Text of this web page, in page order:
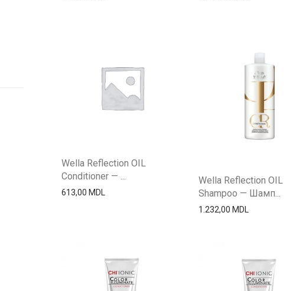
Wella Reflection OIL
Conditioner — ...
613,00 MDL
Wella Reflection OIL
Shampoo — Шамп...
1.232,00 MDL